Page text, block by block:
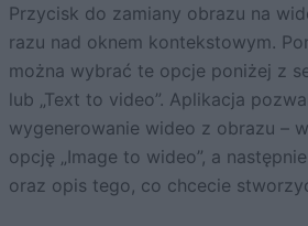
Przycisk do zamiany obrazu na
razu nad oknem kontekstowym.
można wybrać te opcje poniżej z
lub „Text to video”. Aplikacja
wygenerowanie wideo z obrazu –
opcję „Image to wideo”, a
oraz opis tego, co chcecie